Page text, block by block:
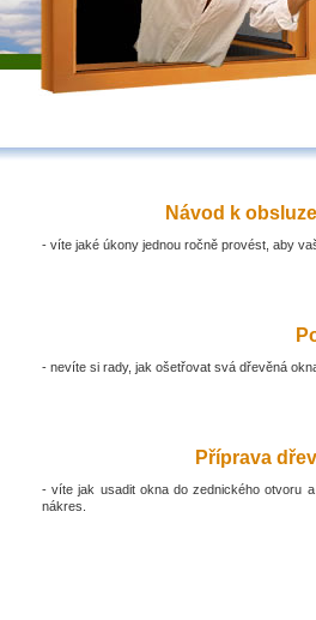
Návod k
- víte jaké úkony jednou ročně provést, aby
- nevíte si rady, jak ošetřovat svá dřevěná
Příprava
- víte jak usadit okna do zednického otvoru
nákres.